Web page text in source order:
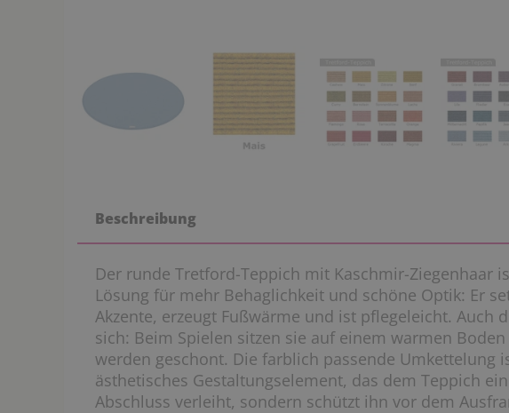
Beschreibung
Der runde Tretford-Teppich mit Kaschmir-Ziegenhaar
Lösung für mehr Behaglichkeit und schöne Optik: Er
Akzente, erzeugt Fußwärme und ist pflegeleicht. Auch
sich: Beim Spielen sitzen sie auf einem warmen
werden geschont. Die farblich passende Umkettelung
ästhetisches Gestaltungselement, das dem Teppich
Abschluss verleiht, sondern schützt ihn vor dem